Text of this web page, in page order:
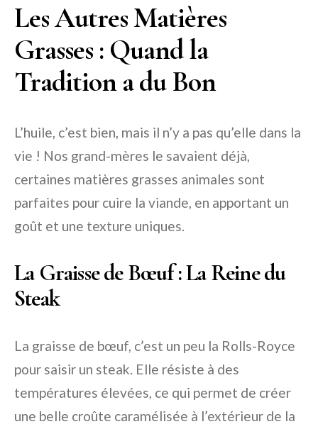
Les Autres Matières
Grasses : Quand la
Tradition a du Bon
L’huile, c’est bien, mais il n’y a pas qu’elle dans la
vie ! Nos grand-mères le savaient déjà,
certaines matières grasses animales sont
parfaites pour cuire la viande, en apportant un
goût et une texture uniques.
La Graisse de Bœuf : La Reine du
Steak
La graisse de bœuf, c’est un peu la Rolls-Royce
pour saisir un steak. Elle résiste à des
températures élevées, ce qui permet de créer
une belle croûte caramélisée à l’extérieur de la